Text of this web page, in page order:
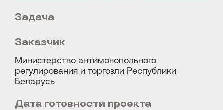
Задача
Заказчик
Министерство антимонопольного
регулирования и торговли Республики
Беларусь
Дата готовности проекта